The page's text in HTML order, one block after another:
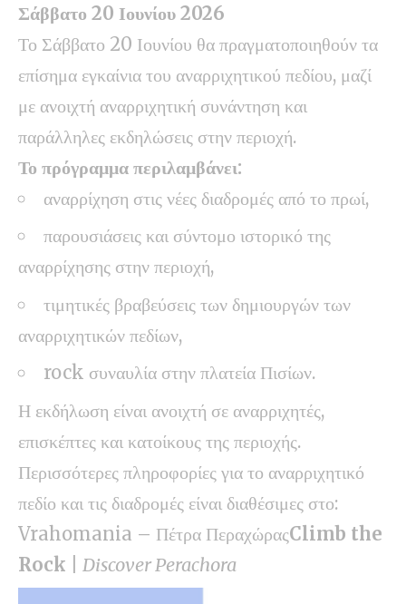
Σάββατο 20 Ιουνίου 2026
Το Σάββατο 20 Ιουνίου θα πραγματοποιηθούν τα
επίσημα εγκαίνια του αναρριχητικού πεδίου, μαζί
με ανοιχτή αναρριχητική συνάντηση και
παράλληλες εκδηλώσεις στην περιοχή.
Το πρόγραμμα περιλαμβάνει:
αναρρίχηση στις νέες διαδρομές από το πρωί,
παρουσιάσεις και σύντομο ιστορικό της
αναρρίχησης στην περιοχή,
τιμητικές βραβεύσεις των δημιουργών των
αναρριχητικών πεδίων,
rock συναυλία στην πλατεία Πισίων.
Η εκδήλωση είναι ανοιχτή σε αναρριχητές,
επισκέπτες και κατοίκους της περιοχής.
Περισσότερες πληροφορίες για το αναρριχητικό
πεδίο και τις διαδρομές είναι διαθέσιμες στο:
Vrahomania – Πέτρα ΠεραχώραςClimb the
Rock
Discover Perachora